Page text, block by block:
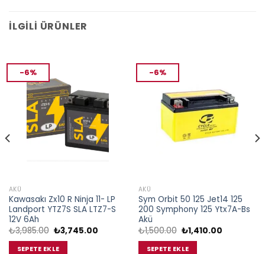
İLGILI ÜRÜNLER
-6%
AKÜ
Kawasakı Zx10 R Ninja 11- LP
Landport YTZ7S SLA LTZ7-S
12V 6Ah
₺3,985.00 Orijinal
fiyat:
₺3,985.00.
₺3,745.00Şu
SEPETE EKLE
-6%
AKÜ
Sym Orbit 50 125 Jet14 125
200 Symphony 125 Ytx7A-Bs
Akü
₺1,500.00 Orijinal
fiyat:
₺1,500.00.
₺1,410.00Şu
SEPETE EKLE